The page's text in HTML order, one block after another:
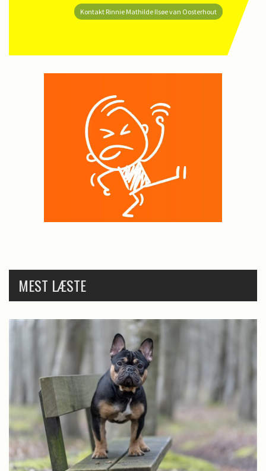
Kontakt Rinnie Mathilde Ilsøe van Oosterhout
MEST LÆSTE